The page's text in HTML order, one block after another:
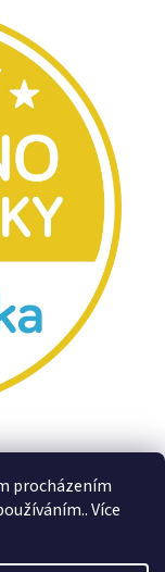
procházením
Více